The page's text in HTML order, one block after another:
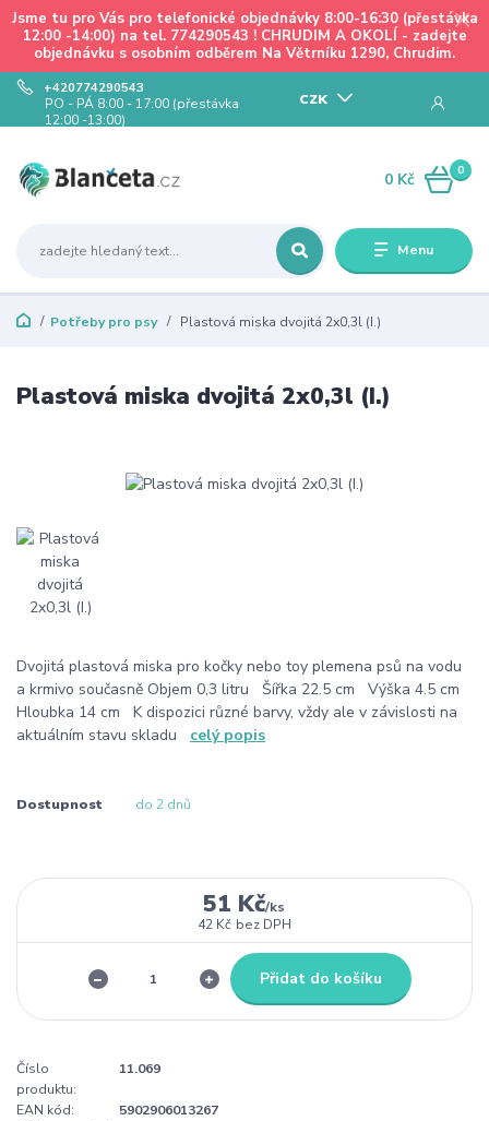
Jsme tu pro Vás pro telefonické objednávky 8:00-16:30 (přestávka
12:00 -14:00) na tel. 774290543 ! CHRUDIM A OKOLÍ - zadejte
objednávku s osobním odběrem Na Větrníku 1290, Chrudim.
Menu
CZK
+420774290543
PO - PÁ 8:00 - 17:00 (přestávka
12:00 -13:00)
0
0 Kč
Potřeby pro psy Plastová miska dvojitá 2x0,3l (I.)
Plastová miska dvojitá 2x0,3l (I.)
Dvojitá plastová miska pro kočky nebo toy plemena psů na vodu
a krmivo současně Objem 0,3 litru Šířka 22.5 cm Výška 4.5 cm
Hloubka 14 cm K dispozici různé barvy, vždy ale v závislosti na
aktuálním stavu skladu celý popis
Dostupnost do 2 dnů
51 Kč/ks
42 Kč bez DPH
Přidat do košíku
Číslo
produktu:
11.069
EAN kód:
5902906013267